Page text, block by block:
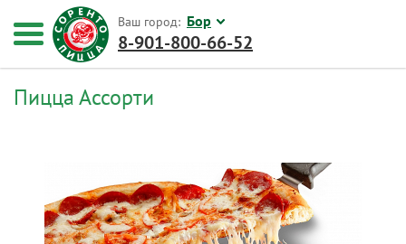
Пицца Ассорти
Ваш город: Бор
8-901-800-66-52